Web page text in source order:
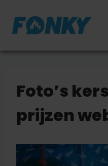
naar
inhoud
Foto’s
prijzen